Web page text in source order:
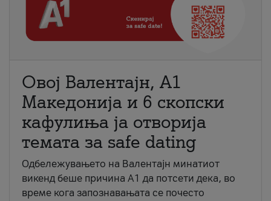
Овој Валентајн, A1
Македонија и 6 скопски
кафулиња ја отворија
темата за safe dating
Одбележувањето на Валентајн минатиот
викенд беше причина А1 да потсети дека, во
време кога запознавањата се почесто